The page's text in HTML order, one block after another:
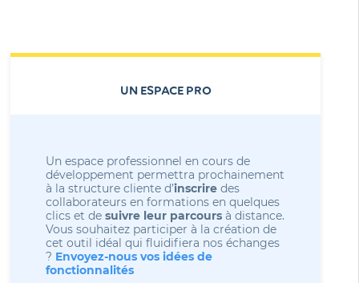
UN ESPACE PRO
Un espace professionnel en cours de
développement permettra prochainement
à la structure cliente d’inscrire des
collaborateurs en formations en quelques
clics et de suivre leur parcours à distance.
Vous souhaitez participer à la création de
cet outil idéal qui fluidifiera nos échanges
? Envoyez-nous vos idées de
fonctionnalités